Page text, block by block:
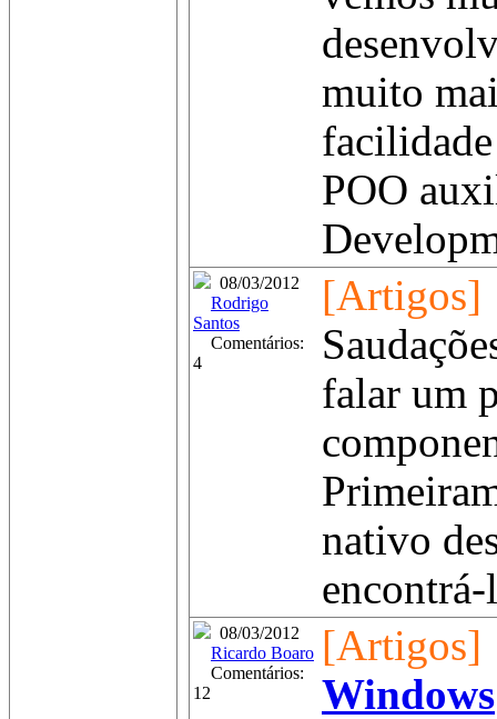
muito
facilidade
POO
08/03/2012
Rodrigo
Santos
Comentários:
4
[Artigos]
falar um
nativo
08/03/2012
Ricardo Boaro
Comentários:
12
[Artigos]
Windows